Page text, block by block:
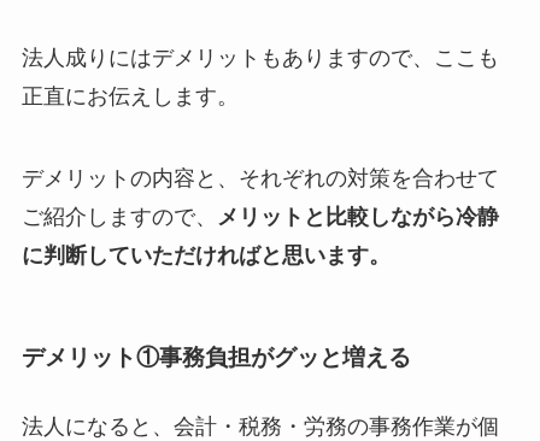
法人成りにはデメリットもありますので、ここも
正直にお伝えします。
デメリットの内容と、それぞれの対策を合わせて
ご紹介しますので、
メリットと比較しながら冷静
に判断していただければと思います。
デメリット①事務負担がグッと増える
法人になると、会計・税務・労務の事務作業が個